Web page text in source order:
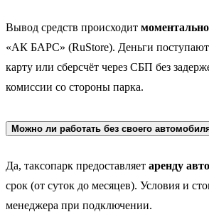
Вывод средств происходит моментально
«АК БАРС» (RuStore). Деньги
карту или сберсчёт через СБП без
комиссии со стороны парка.
Можно ли работать без своего
Да, таксопарк предоставляет аренду
срок (от суток до месяцев). Условия и
менеджера при подключении.